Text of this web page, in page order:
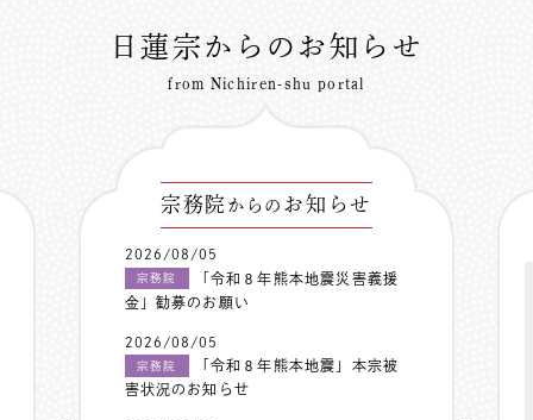
日蓮宗からのお知らせ
from Nichiren-shu portal
宗務院 からの お知らせ
2026/08/05
宗務院
「令和８年熊本地震災害義援
金」勧募のお願い
2026/08/05
宗務院
「令和８年熊本地震」本宗被
害状況のお知らせ